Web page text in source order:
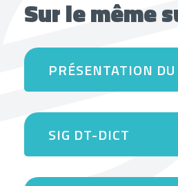
Sur le même
PRÉSENTATION
SIG DT-DICT